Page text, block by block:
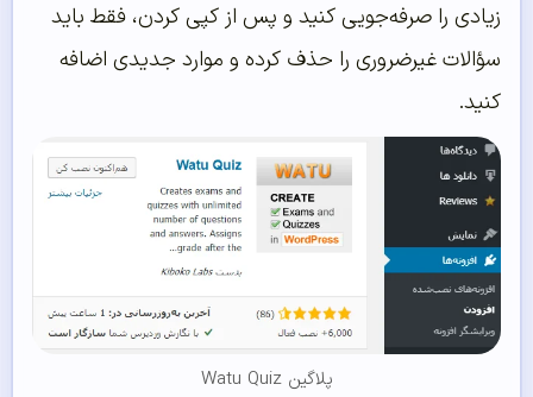
زیادی را صرفه‌جویی کنید و پس از کپی کردن، فقط باید
سؤالات غیرضروری را حذف کرده و موارد جدیدی اضافه
کنید.
پلاگین Watu Quiz